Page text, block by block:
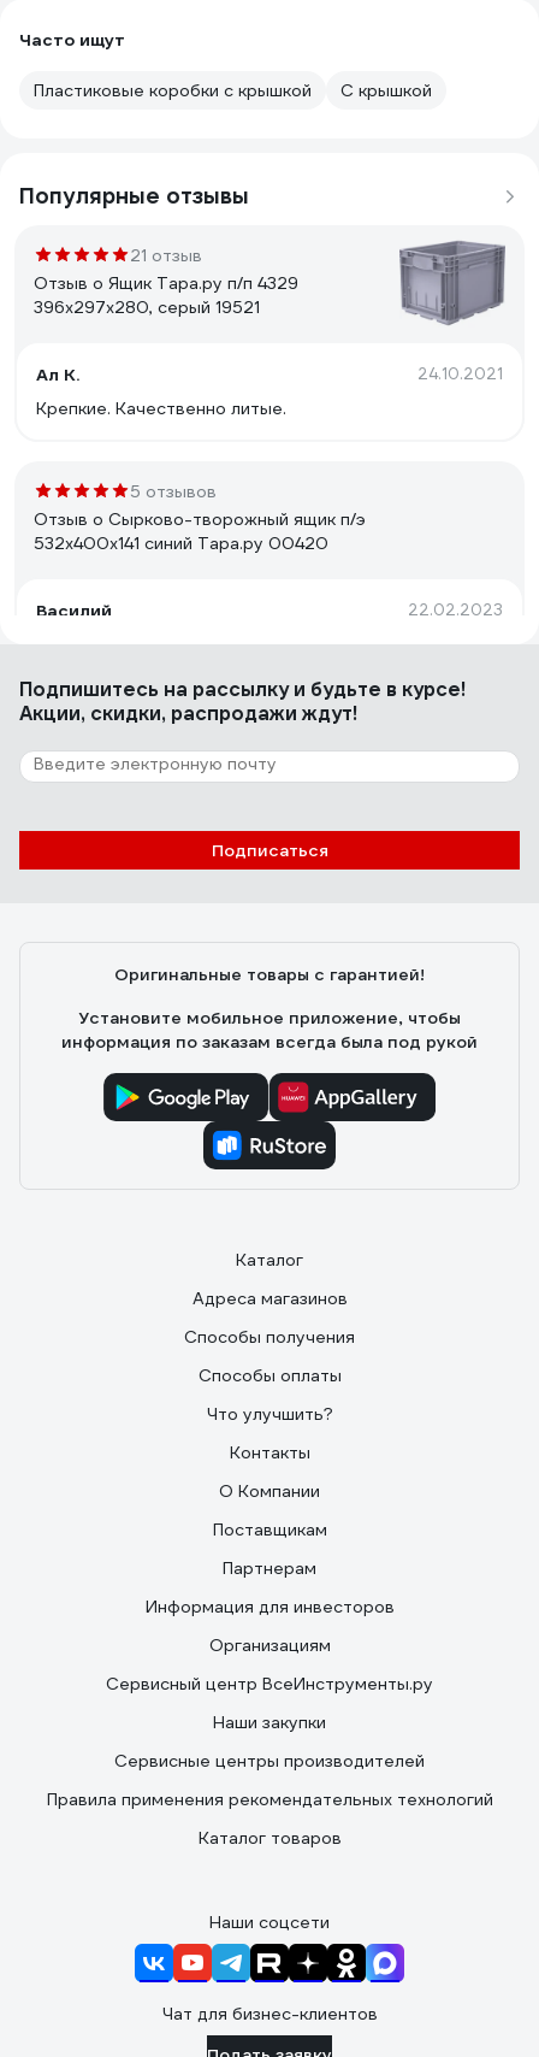
Часто ищут
Пластиковые коробки с крышкой С крышкой
Популярные отзывы
21 отзыв
Отзыв о Ящик Тара.ру п/п 4329
396х297х280, серый 19521
Ал К. 24.10.2021
Крепкие. Качественно литые.
5 отзывов
Отзыв о Сырково-творожный ящик п/э
532х400х141 синий Тара.ру 00420
Василий 22.02.2023
Просто отличный ящик.
26 отзывов
Отзыв о Колбасный ящик с перфорацией
Тара.ру п/э, 600x400x250 мм, черный
Подпишитесь на рассылкуи будьте в курсе!
Акции, скидки, распродажи ждут!
Подписаться
Оригинальные товары с гарантией!
Установите мобильное приложение, чтобы
информация по заказам всегда была под рукой
Каталог
Адреса магазинов
Способы получения
Способы оплаты
Что улучшить?
Контакты
О Компании
Поставщикам
Партнерам
Информация для инвесторов
Организациям
Сервисный центр ВсеИнструменты.ру
Наши закупки
Сервисные центры производителей
Правила применения рекомендательных технологий
Каталог товаров
Наши соцсети
Чат для бизнес-клиентов